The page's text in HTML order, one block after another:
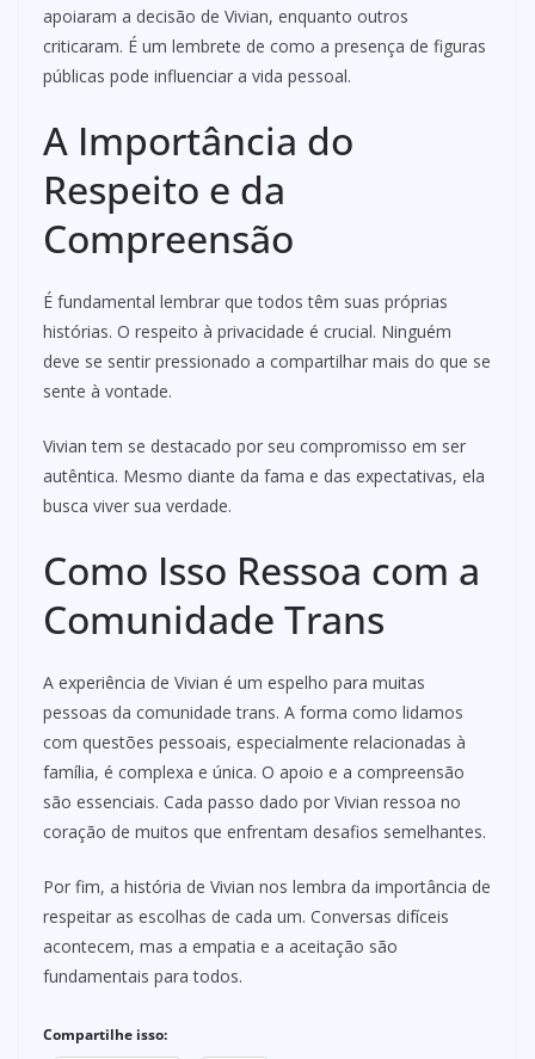
apoiaram a decisão de Vivian, enquanto outros
criticaram. É um lembrete de como a presença de figuras
públicas pode influenciar a vida pessoal.
A Importância do
Respeito e da
Compreensão
É fundamental lembrar que todos têm suas próprias
histórias. O respeito à privacidade é crucial. Ninguém
deve se sentir pressionado a compartilhar mais do que se
sente à vontade.
Vivian tem se destacado por seu compromisso em ser
autêntica. Mesmo diante da fama e das expectativas, ela
busca viver sua verdade.
Como Isso Ressoa com a
Comunidade Trans
A experiência de Vivian é um espelho para muitas
pessoas da comunidade trans. A forma como lidamos
com questões pessoais, especialmente relacionadas à
família, é complexa e única. O apoio e a compreensão
são essenciais. Cada passo dado por Vivian ressoa no
coração de muitos que enfrentam desafios semelhantes.
Por fim, a história de Vivian nos lembra da importância de
respeitar as escolhas de cada um. Conversas difíceis
acontecem, mas a empatia e a aceitação são
fundamentais para todos.
Compartilhe isso: